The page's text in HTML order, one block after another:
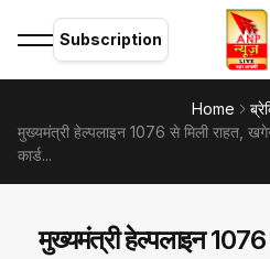
Subscription
Home
मुख्यमंत्री हेल्पलाइन 1076 से मिली राहत,
कार्ड...
मुख्यमंत्री हेल्पलाइन